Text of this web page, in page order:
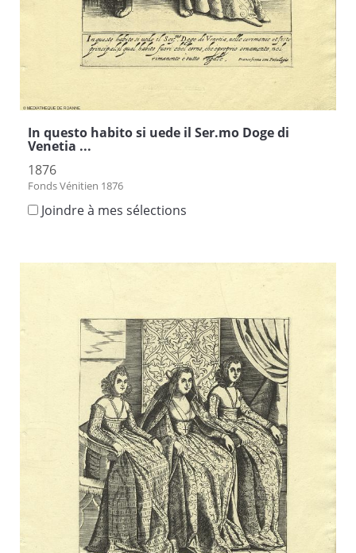
In questo habito si uede il Ser.mo Doge di
Venetia ...
1876
Fonds Vénitien 1876
Joindre à mes sélections